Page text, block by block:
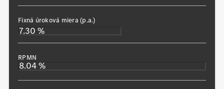
Fixná úroková miera (p.a.)
RPMN